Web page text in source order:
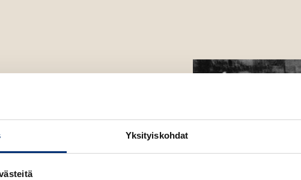
Yksityiskohdat